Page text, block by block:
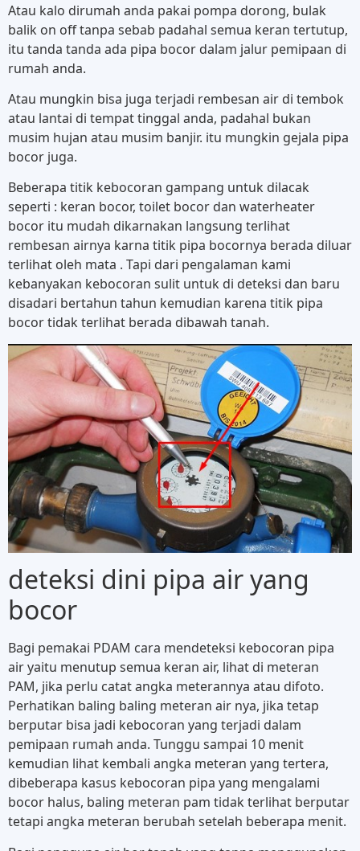
Atau kalo dirumah anda pakai pompa dorong, bulak
balik on off tanpa sebab padahal semua keran tertutup,
itu tanda tanda ada pipa bocor dalam jalur pemipaan di
rumah anda.
Atau mungkin bisa juga terjadi rembesan air di tembok
atau lantai di tempat tinggal anda, padahal bukan
musim hujan atau musim banjir. itu mungkin gejala pipa
bocor juga.
Beberapa titik kebocoran gampang untuk dilacak
seperti : keran bocor, toilet bocor dan waterheater
bocor itu mudah dikarnakan langsung terlihat
rembesan airnya karna titik pipa bocornya berada diluar
terlihat oleh mata . Tapi dari pengalaman kami
kebanyakan kebocoran sulit untuk di deteksi dan baru
disadari bertahun tahun kemudian karena titik pipa
bocor tidak terlihat berada dibawah tanah.
deteksi dini pipa air yang
bocor
Bagi pemakai PDAM cara mendeteksi kebocoran pipa
air yaitu menutup semua keran air, lihat di meteran
PAM, jika perlu catat angka meterannya atau difoto.
Perhatikan baling baling meteran air nya, jika tetap
berputar bisa jadi kebocoran yang terjadi dalam
pemipaan rumah anda. Tunggu sampai 10 menit
kemudian lihat kembali angka meteran yang tertera,
dibeberapa kasus kebocoran pipa yang mengalami
bocor halus, baling meteran pam tidak terlihat berputar
tetapi angka meteran berubah setelah beberapa menit.